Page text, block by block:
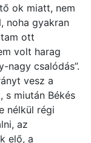
ok miatt, nem
noha gyakran
ott
volt harag
nagy csalódás”.
vesz a
s miután Békés
nélkül régi
az
elő, a